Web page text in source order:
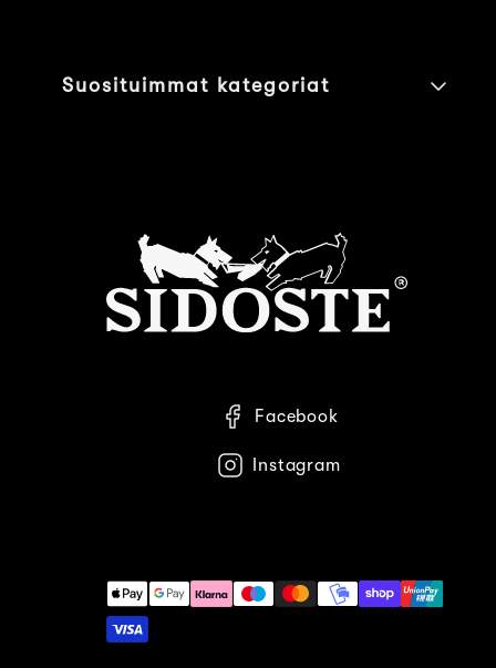
Suosituimmat kategoriat
Facebook
Instagram
Maksutavat